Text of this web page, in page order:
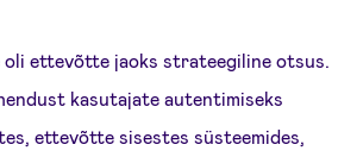
oli ettevõtte jaoks strateegiline otsus.
kasutajate autentimiseks
ettevõtte sisestes süsteemides,